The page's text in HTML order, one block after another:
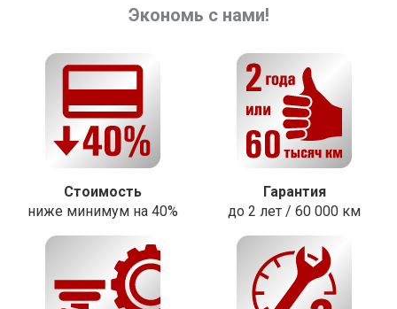
Экономь с нами!
Стоимость
ниже минимум на 40%
Гарантия
до 2 лет / 60 000 км